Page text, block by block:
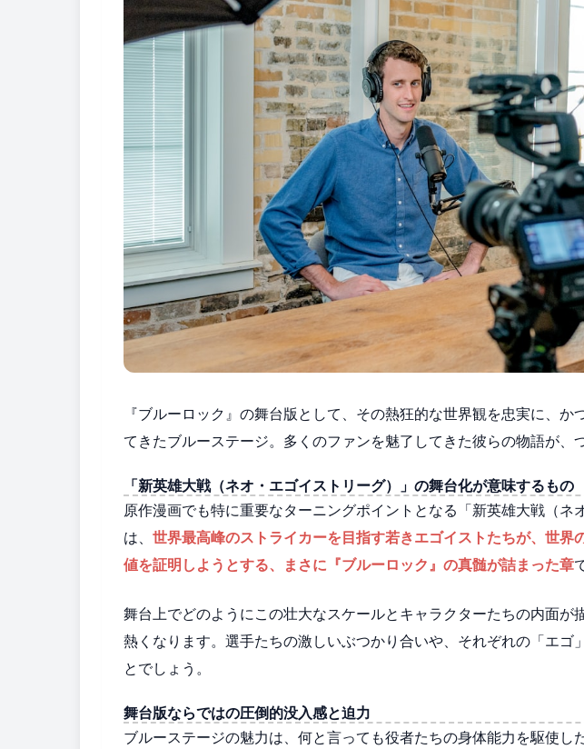
『ブルーロック』の舞台版として、その熱狂的な世界観を忠実に、
てきたブルーステージ。多くのファンを魅了してきた彼らの物語が、
「新英雄大戦（ネオ・エゴイストリーグ）」の舞台化が意味するもの
原作漫画でも特に重要なターニングポイントとなる「新英雄大戦（ネ
は、 世界最高峰のストライカーを目指す若きエゴイストたちが、世界
値を証明しようとする、まさに『ブルーロック』の真髄が詰まった章
舞台上でどのようにこの壮大なスケールとキャラクターたちの内面が
熱くなります。選手たちの激しいぶつかり合いや、それぞれの「エゴ
とでしょう。
舞台版ならではの圧倒的没入感と迫力
ブルーステージの魅力は、何と言っても役者たちの身体能力を駆使し